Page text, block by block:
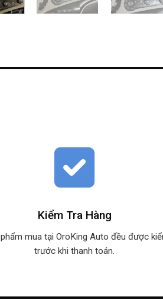
Kiểm Tra Hàng
mua tại OroKing Auto đều được
trước khi thanh toán.